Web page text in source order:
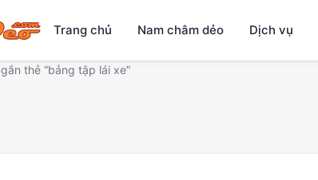
Trang chủ Nam châm dẻo Dịch vụ
thẻ “bảng tập lái xe”